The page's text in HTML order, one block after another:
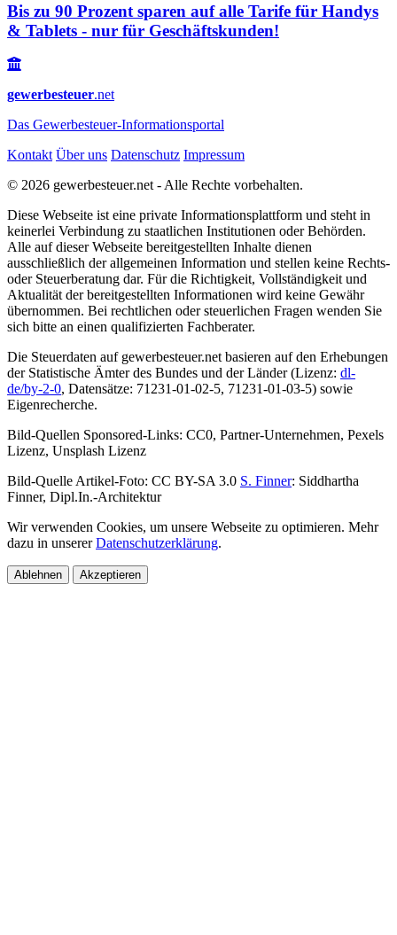
Bis zu 90 Prozent sparen auf alle Tarife für Handys
& Tablets - nur für Geschäfts­kunden!
gewerbesteuer.net
Das Gewerbesteuer-Informationsportal
Kontakt Über uns Datenschutz Impressum
© 2026 gewerbesteuer.net - Alle Rechte vorbehalten.
Diese Webseite ist eine private Informationsplattform und steht in
keinerlei Verbindung zu staatlichen Institutionen oder Behörden.
Alle auf dieser Webseite bereitgestellten Inhalte dienen
ausschließlich der allgemeinen Information und stellen keine Rechts-
oder Steuerberatung dar. Für die Richtigkeit, Vollständigkeit und
Aktualität der bereitgestellten Informationen wird keine Gewähr
übernommen. Bei rechtlichen oder steuerlichen Fragen wenden Sie
sich bitte an einen qualifizierten Fachberater.
Die Steuerdaten auf gewerbesteuer.net basieren auf den Erhebungen
der Statistische Ämter des Bundes und der Länder (Lizenz: dl-
de/by-2-0, Datensätze: 71231-01-02-5, 71231-01-03-5) sowie
Eigenrecherche.
Bild-Quellen Sponsored-Links: CC0, Partner-Unternehmen, Pexels
Lizenz, Unsplash Lizenz
Bild-Quelle Artikel-Foto: CC BY-SA 3.0 S. Finner: Siddhartha
Finner, Dipl.In.-Architektur
Wir verwenden Cookies, um unsere Webseite zu optimieren. Mehr
dazu in unsererDatenschutzerklärung.
Ablehnen Akzeptieren